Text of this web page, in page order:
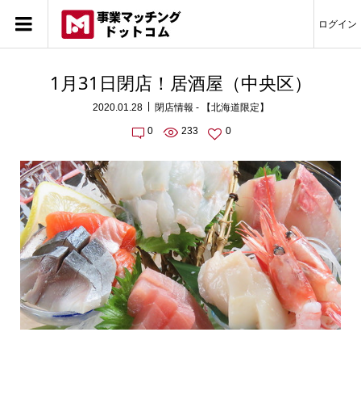
ログイン
1月31日閉店！居酒屋（中央区）
2020.01.28 閉店情報 - 【北海道限定】
0 233 0